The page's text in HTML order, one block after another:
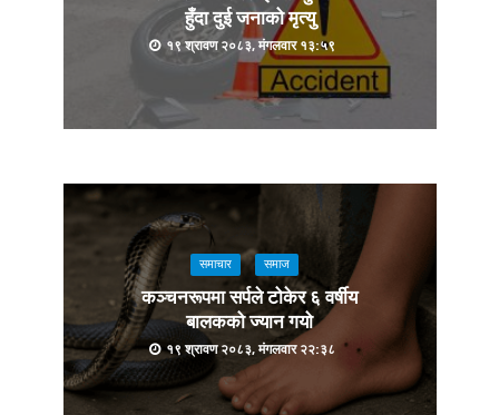
हुँदा दुई जनाको मृत्यु
१९ श्रावण २०८३, मंगलवार १३:५९
समाचार समाज
कञ्चनरूपमा सर्पले टोकेर ६ वर्षीय
बालकको ज्यान गयो
१९ श्रावण २०८३, मंगलवार २२:३८